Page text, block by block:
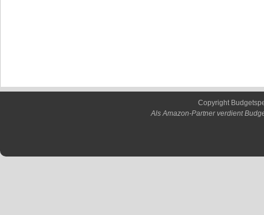
Copyright
Als Amazon-Partner verdient